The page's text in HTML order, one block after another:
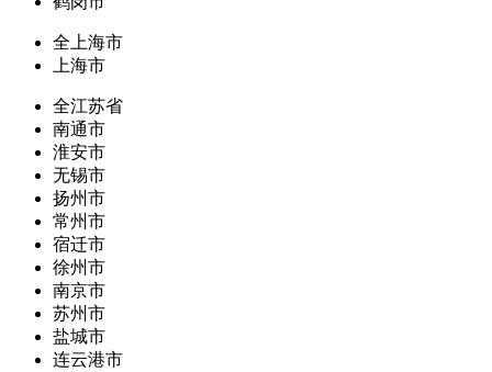
全上海市
上海市
全江苏省
南通市
淮安市
无锡市
扬州市
常州市
宿迁市
徐州市
南京市
苏州市
盐城市
连云港市